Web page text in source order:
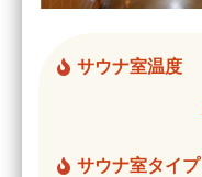
サウナ室温度
サウナ室タイプ